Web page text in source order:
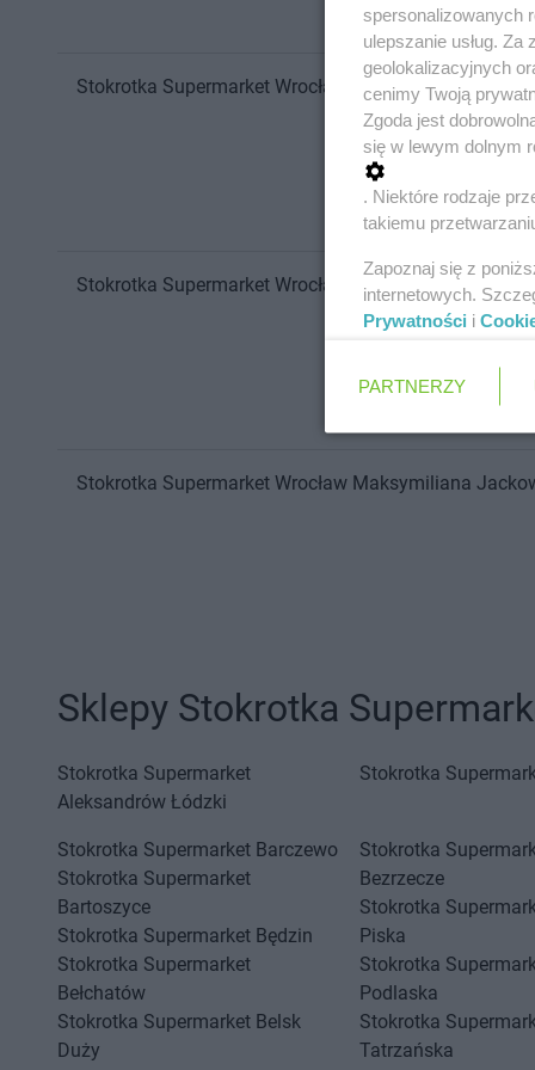
Stokrotka Supermarket Wrocław Wapienna 35
Stokrotka Supermarket Wrocław Żernicka 210
Stokrotka Supermarket Wrocław Maksymiliana
Sklepy Stokrotka
Stokrotka Supermarket
Aleksandrów Łódzki
Stokrotka
Stokrotka Supermarket Barczewo
Stokrotka Supermarket
Bartoszyce
Stokrotka Supermarket Będzin
Stokrotka Supermarket
Bełchatów
Stokrotka Supermarket Belsk
Duży
Stokrotka
Bezrzecze
Stokrotka
Piska
Stokrotka
Podlaska
Stokrotka
Tatrzańska
spersonalizowanych
ulepszanie usług.
geolokalizacyjnych
cenimy Twoją
Zgoda jest
się w lewym dolnym
. Niektóre rodzaje
takiemu
Zapoznaj się z
internetowych.
Prywatności i
PARTNERZY